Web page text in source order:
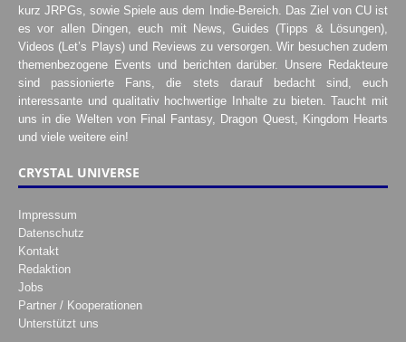
kurz JRPGs, sowie Spiele aus dem Indie-Bereich. Das Ziel von CU ist
es vor allen Dingen, euch mit News, Guides (Tipps & Lösungen),
Videos (Let’s Plays) und Reviews zu versorgen. Wir besuchen zudem
themenbezogene Events und berichten darüber. Unsere Redakteure
sind passionierte Fans, die stets darauf bedacht sind, euch
interessante und qualitativ hochwertige Inhalte zu bieten. Taucht mit
uns in die Welten von Final Fantasy, Dragon Quest, Kingdom Hearts
und viele weitere ein!
CRYSTAL UNIVERSE
Impressum
Datenschutz
Kontakt
Redaktion
Jobs
Partner / Kooperationen
Unterstützt uns